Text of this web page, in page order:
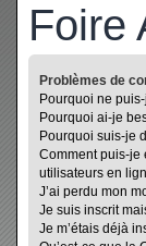
Foire
Problèmes de
Pourquoi ne
Pourquoi ai-je
Pourquoi suis-je
Comment puis-je
utilisateurs en
J’ai perdu mon
Je suis inscrit
Je m’étais déjà